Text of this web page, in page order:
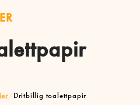
/Dritbillig toalettpapir